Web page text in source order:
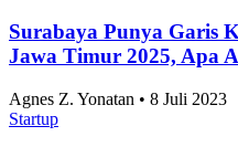
Surabaya Punya Garis
Jawa Timur 2025, Apa
Agnes Z. Yonatan • 8 Juli 2023
Startup